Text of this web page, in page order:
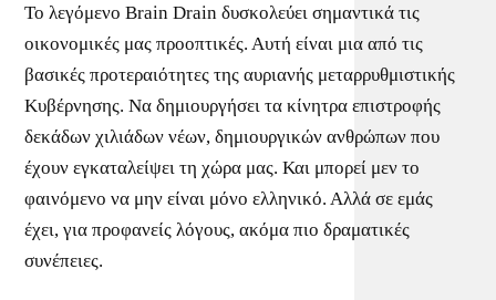
Το λεγόμενο Brain Drain δυσκολεύει σημαντικά τις
οικονομικές μας προοπτικές. Αυτή είναι μια από τις
βασικές προτεραιότητες της αυριανής μεταρρυθμιστικής
Κυβέρνησης. Να δημιουργήσει τα κίνητρα επιστροφής
δεκάδων χιλιάδων νέων, δημιουργικών ανθρώπων που
έχουν εγκαταλείψει τη χώρα μας. Και μπορεί μεν το
φαινόμενο να μην είναι μόνο ελληνικό. Αλλά σε εμάς
έχει, για προφανείς λόγους, ακόμα πιο δραματικές
συνέπειες.